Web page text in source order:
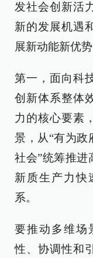
发社会创新活
新的发展机遇
展新动能新优势
第一，面向科
创新体系整体
力的核心要素
景，从“有为政
社会”统筹推进
新质生产力快
系。
要推动多维场
性、协调性和